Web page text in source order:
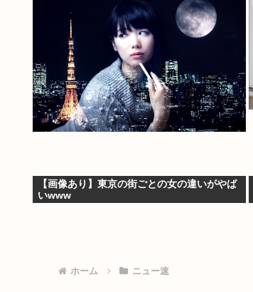
【画像あり】東京の街ごとの女の違いがやば
いwww
ホーム ニュー速